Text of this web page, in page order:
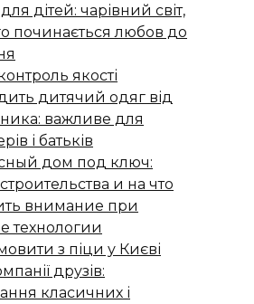
дітей: чарівний світ,
починається любов до
якості
дитячий одяг від
важливе для
і батьків
дом под ключ:
и на что
внимание при
технологии
з піци у Києві
друзів:
класичних і